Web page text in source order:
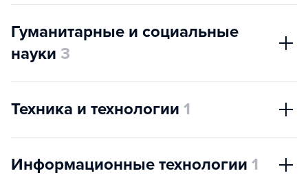
Гуманитарные и социальные
науки 3
Техника и технологии 1
Информационные технологии 1